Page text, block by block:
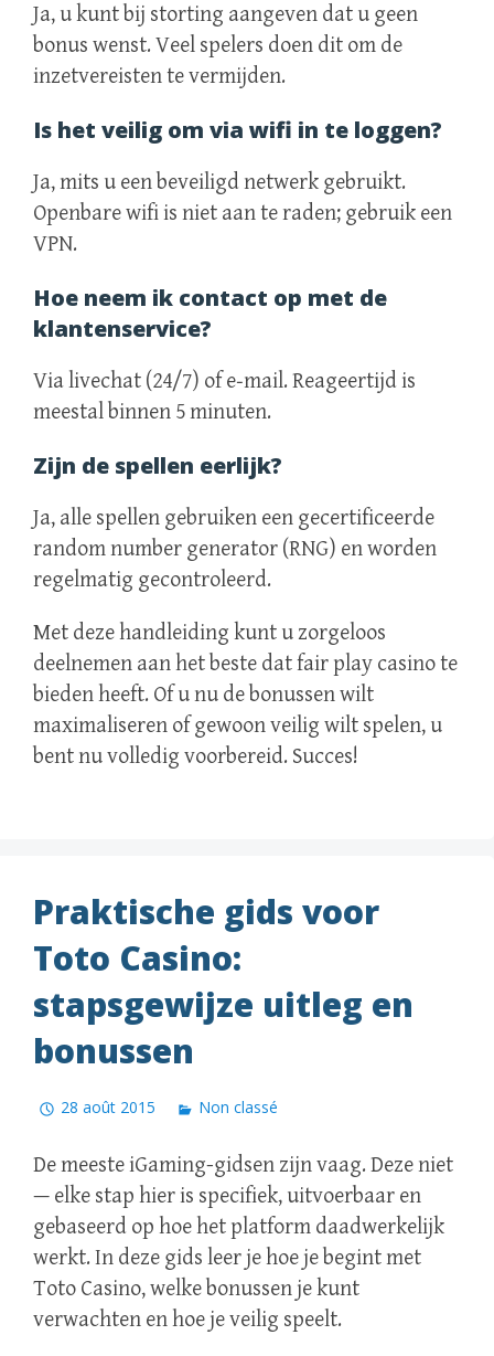
Ja, u kunt bij storting aangeven dat u geen
bonus wenst. Veel spelers doen dit om de
inzetvereisten te vermijden.
Is het veilig om via wifi in te loggen?
Ja, mits u een beveiligd netwerk gebruikt.
Openbare wifi is niet aan te raden; gebruik een
VPN.
Hoe neem ik contact op met de
klantenservice?
Via livechat (24/7) of e‑mail. Reageertijd is
meestal binnen 5 minuten.
Zijn de spellen eerlijk?
Ja, alle spellen gebruiken een gecertificeerde
random number generator (RNG) en worden
regelmatig gecontroleerd.
Met deze handleiding kunt u zorgeloos
deelnemen aan het beste dat fair play casino te
bieden heeft. Of u nu de bonussen wilt
maximaliseren of gewoon veilig wilt spelen, u
bent nu volledig voorbereid. Succes!
Praktische gids voor
Toto Casino:
stapsgewijze uitleg en
bonussen
28 août 2015 Non classé
De meeste iGaming-gidsen zijn vaag. Deze niet
— elke stap hier is specifiek, uitvoerbaar en
gebaseerd op hoe het platform daadwerkelijk
werkt. In deze gids leer je hoe je begint met
Toto Casino, welke bonussen je kunt
verwachten en hoe je veilig speelt.